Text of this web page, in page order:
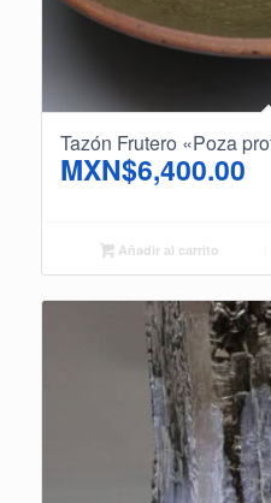
Tazón Frutero «Poza
MXN$6,400.00
Añadir al carrito